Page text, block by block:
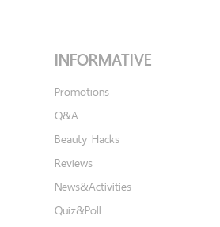
INFORMATIVE
Promotions
Q&A
Beauty Hacks
Reviews
News&Activities
Quiz&Poll